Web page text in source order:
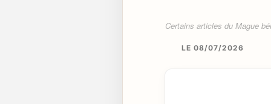
Certains articles du Mague
LE 08/07/2026